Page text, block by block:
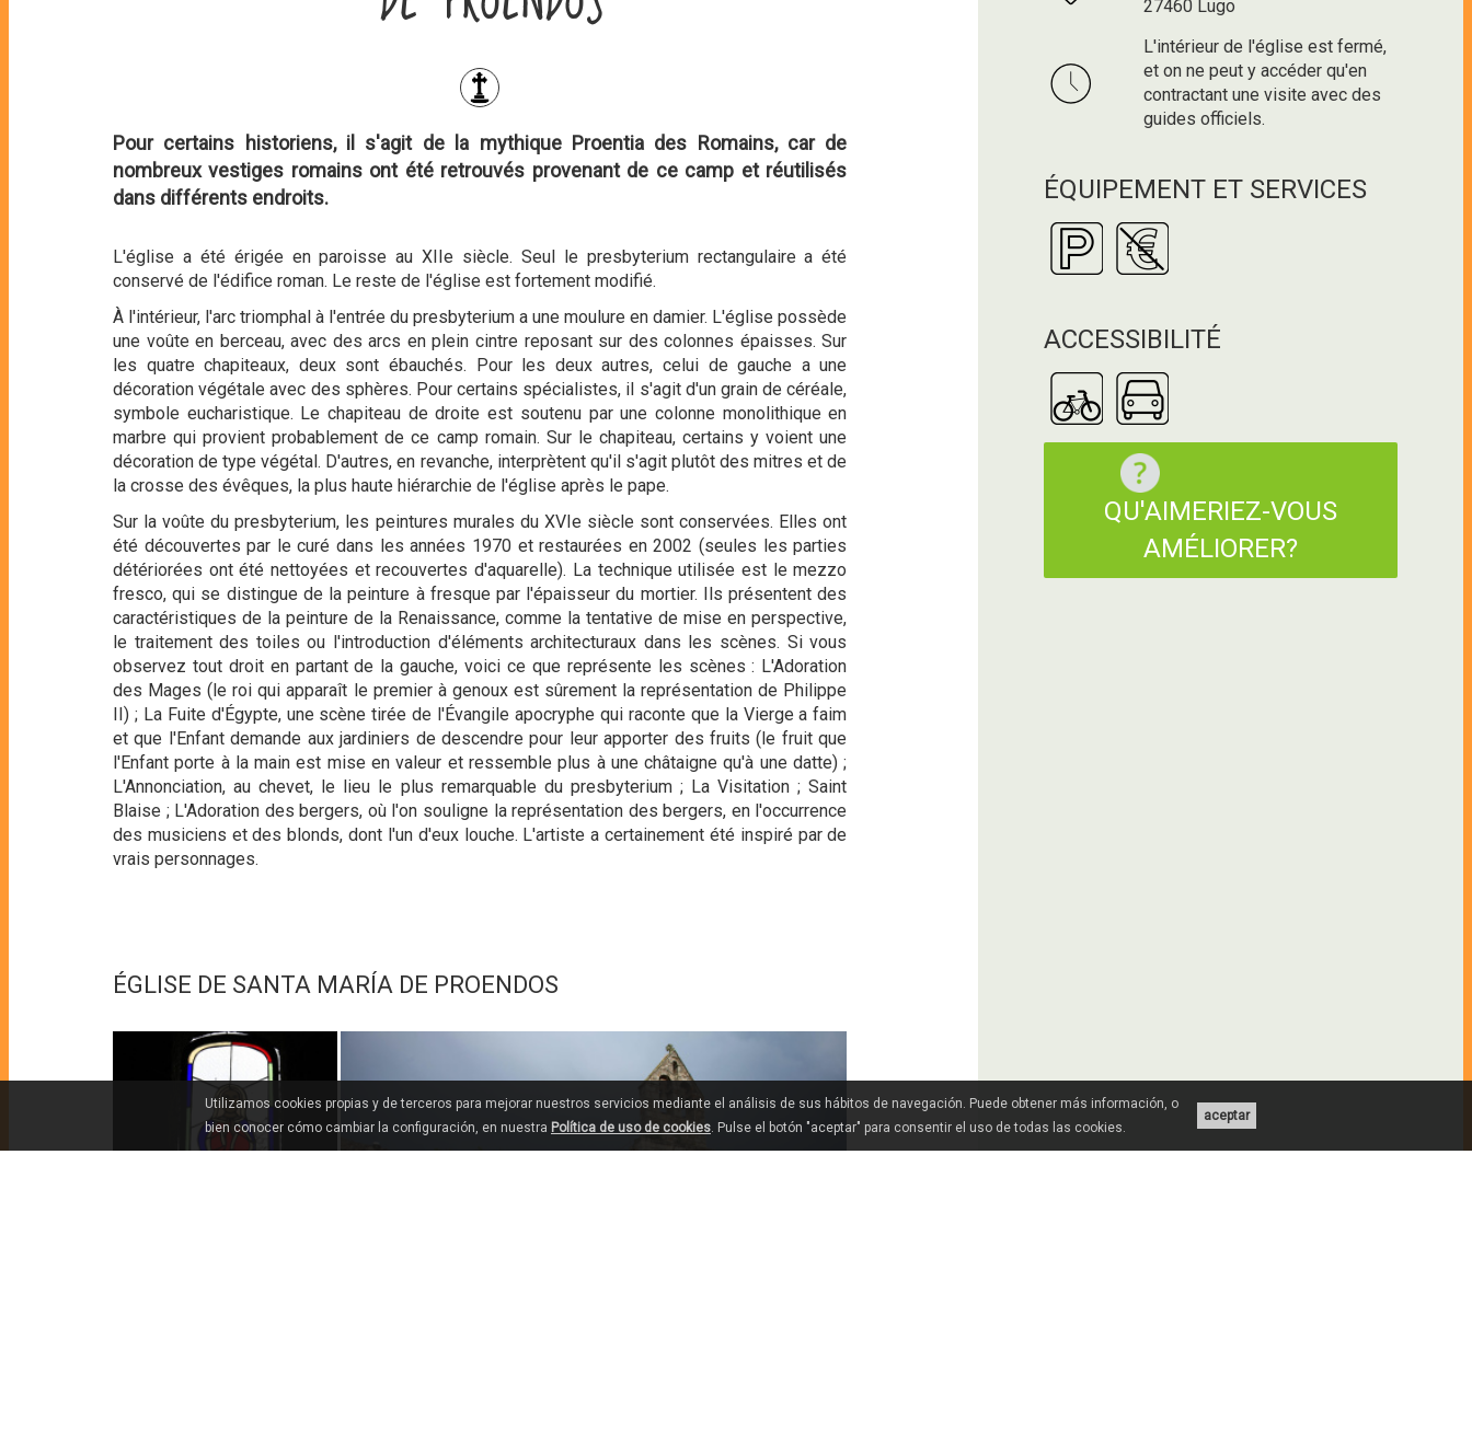
Pour certains historiens, il s'agit de la mythique Proentia des Romains, car de
nombreux vestiges romains ont été retrouvés provenant de ce camp et réutilisés
dans différents endroits.
L'église a été érigée en paroisse au XIIe siècle. Seul le presbyterium rectangulaire a été
conservé de l'édifice roman. Le reste de l'église est fortement modifié.
À l'intérieur, l'arc triomphal à l'entrée du presbyterium a une moulure en damier. L'église possède
une voûte en berceau, avec des arcs en plein cintre reposant sur des colonnes épaisses. Sur
les quatre chapiteaux, deux sont ébauchés. Pour les deux autres, celui de gauche a une
décoration végétale avec des sphères. Pour certains spécialistes, il s'agit d'un grain de céréale,
symbole eucharistique. Le chapiteau de droite est soutenu par une colonne monolithique en
marbre qui provient probablement de ce camp romain. Sur le chapiteau, certains y voient une
décoration de type végétal. D'autres, en revanche, interprètent qu'il s'agit plutôt des mitres et de
la crosse des évêques, la plus haute hiérarchie de l'église après le pape.
Sur la voûte du presbyterium, les peintures murales du XVIe siècle sont conservées. Elles ont
été découvertes par le curé dans les années 1970 et restaurées en 2002 (seules les parties
détériorées ont été nettoyées et recouvertes d'aquarelle). La technique utilisée est le mezzo
fresco, qui se distingue de la peinture à fresque par l'épaisseur du mortier. Ils présentent des
caractéristiques de la peinture de la Renaissance, comme la tentative de mise en perspective,
le traitement des toiles ou l'introduction d'éléments architecturaux dans les scènes. Si vous
observez tout droit en partant de la gauche, voici ce que représente les scènes : L'Adoration
des Mages (le roi qui apparaît le premier à genoux est sûrement la représentation de Philippe
II) ; La Fuite d'Égypte, une scène tirée de l'Évangile apocryphe qui raconte que la Vierge a faim
et que l'Enfant demande aux jardiniers de descendre pour leur apporter des fruits (le fruit que
l'Enfant porte à la main est mise en valeur et ressemble plus à une châtaigne qu'à une datte) ;
L'Annonciation, au chevet, le lieu le plus remarquable du presbyterium ; La Visitation ; Saint
Blaise ; L'Adoration des bergers, où l'on souligne la représentation des bergers, en l'occurrence
des musiciens et des blonds, dont l'un d'eux louche. L'artiste a certainement été inspiré par de
vrais personnages.
ÉGLISE DE SANTA MARÍA DE PROENDOS
27460 Lugo
L'intérieur de l'église est fermé,
et on ne peut y accéder qu'en
contractant une visite avec des
guides officiels.
ÉQUIPEMENT ET SERVICES
ACCESSIBILITÉ
QU'AIMERIEZ-VOUS
AMÉLIORER?
aceptar
Utilizamos cookies propias y de terceros para mejorar nuestros servicios mediante el análisis de sus hábitos de navegación. Puede obtener más información, o
bien conocer cómo cambiar la configuración, en nuestra Política de uso de cookies. Pulse el botón "aceptar" para consentir el uso de todas las cookies.